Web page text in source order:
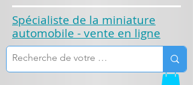
​Spécialiste de la miniature
automobile - vente en ligne